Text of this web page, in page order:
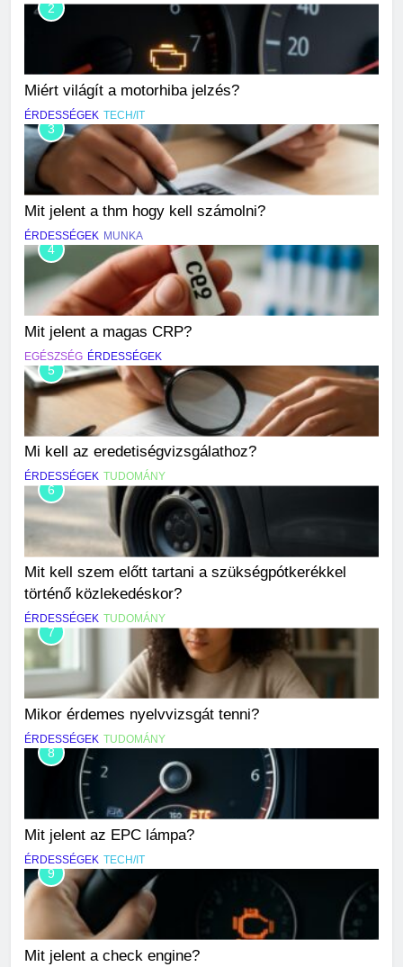
2
Miért világít a motorhiba jelzés?
ÉRDESSÉGEK TECH/IT
3
Mit jelent a thm hogy kell számolni?
ÉRDESSÉGEK MUNKA
4
Mit jelent a magas CRP?
EGÉSZSÉG ÉRDESSÉGEK
5
Mi kell az eredetiségvizsgálathoz?
ÉRDESSÉGEK TUDOMÁNY
6
Mit kell szem előtt tartani a szükségpótkerékkel
történő közlekedéskor?
ÉRDESSÉGEK TUDOMÁNY
7
Mikor érdemes nyelvvizsgát tenni?
ÉRDESSÉGEK TUDOMÁNY
8
Mit jelent az EPC lámpa?
ÉRDESSÉGEK TECH/IT
9
Mit jelent a check engine?